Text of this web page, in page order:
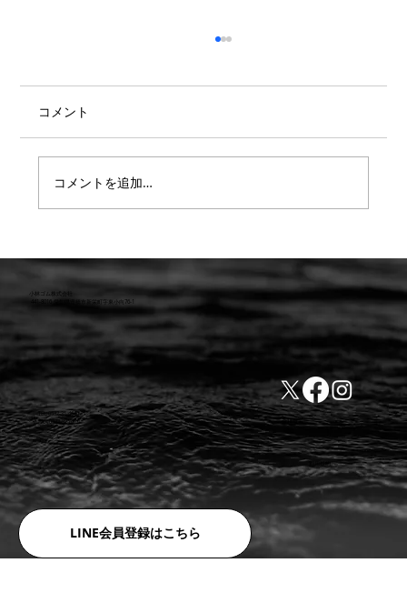
らせ
コメント
コメントを追加…
LINE会員登録はこちら
小林ゴム株式会社
441-8016 愛知県豊橋市新栄町字東小向76-1
TEL:0532-31-4646
FAX:0532-32-6810
​会社概要
​利用規約